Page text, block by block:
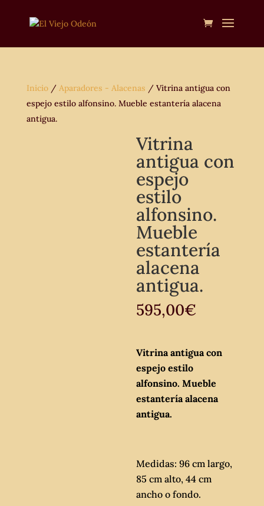
Inicio/ Aparadores - Alacenas / Vitrina antigua con
espejo estilo alfonsino. Mueble estantería alacena
antigua.
Vitrina
antigua con
espejo
estilo
alfonsino.
Mueble
estantería
alacena
antigua.
595,00€
Vitrina antigua con
espejo estilo
alfonsino. Mueble
estantería alacena
antigua.
Medidas: 96 cm largo,
85 cm alto, 44 cm
ancho o fondo.